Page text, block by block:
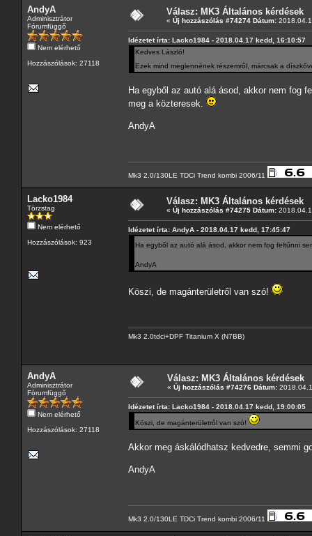
AndyA
Adminisztrátor
Fórumfüggő
Nem elérhető
Hozzászólások: 27118
Válasz: MK3 Általános kérdések
« Új hozzászólás #74274 Dátum:
Idézetet írta: Lacko1984 - 2018.04.17 kedd, 16:10:57
Kedves László!
Ezek mind meglennének részemről, márcsak a
Ha egyből az autó alá ásod, akkor nem fog
meg a közteresek.
AndyA
Mk3 2.0/130LE TDCi Trend kombi 2006/11
Lacko1984
Törzstag
Nem elérhető
Hozzászólások: 923
Válasz: MK3 Általános kérdések
« Új hozzászólás #74275 Dátum:
Idézetet írta: AndyA - 2018.04.17 kedd, 17:45:47
Ha egyből az autó alá ásod, akkor nem fog feltűnni
AndyA
Köszi, de magánterületről van szó!
Mk3 2.0tdci+DPF Titanium X (N7BB)
AndyA
Adminisztrátor
Fórumfüggő
Nem elérhető
Hozzászólások: 27118
Válasz: MK3 Általános kérdések
« Új hozzászólás #74276 Dátum:
Idézetet írta: Lacko1984 - 2018.04.17 kedd, 19:00:05
Köszi, de magánterületről van szó!
Akkor meg áskálódhatsz kedvedre, semmi
AndyA
Mk3 2.0/130LE TDCi Trend kombi 2006/11